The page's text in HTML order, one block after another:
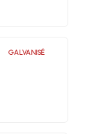
GALVANISÉ